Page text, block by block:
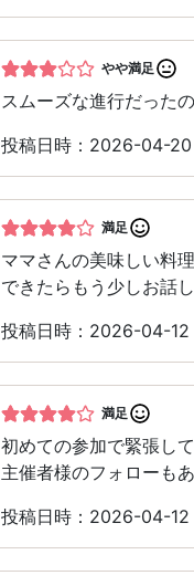
やや満足
スムーズな進行だった
投稿日時：2026-04-20
満足
ママさんの美味しい料
できたらもう少しお話
投稿日時：2026-04-12
満足
初めての参加で緊張し
主催者様のフォローも
投稿日時：2026-04-12